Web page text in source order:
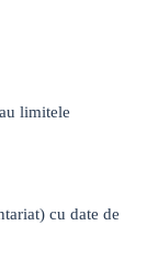
limitele
cu date de